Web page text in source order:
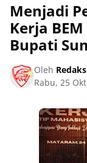
Menjadi
Kerja
Bupati
Oleh
Rabu, 25